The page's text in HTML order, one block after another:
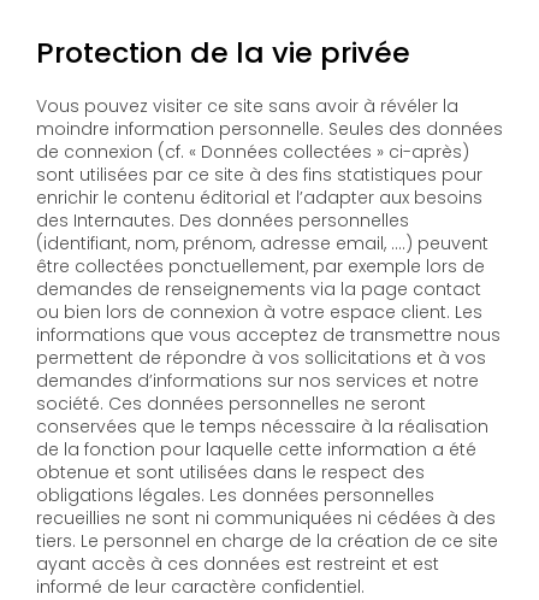
Protection de la vie privée
Vous pouvez visiter ce site sans avoir à révéler la
moindre information personnelle. Seules des données
de connexion (cf. « Données collectées » ci-après)
sont utilisées par ce site à des fins statistiques pour
enrichir le contenu éditorial et l’adapter aux besoins
des Internautes. Des données personnelles
(identifiant, nom, prénom, adresse email, ….) peuvent
être collectées ponctuellement, par exemple lors de
demandes de renseignements via la page contact
ou bien lors de connexion à votre espace client. Les
informations que vous acceptez de transmettre nous
permettent de répondre à vos sollicitations et à vos
demandes d’informations sur nos services et notre
société. Ces données personnelles ne seront
conservées que le temps nécessaire à la réalisation
de la fonction pour laquelle cette information a été
obtenue et sont utilisées dans le respect des
obligations légales. Les données personnelles
recueillies ne sont ni communiquées ni cédées à des
tiers. Le personnel en charge de la création de ce site
ayant accès à ces données est restreint et est
informé de leur caractère confidentiel.